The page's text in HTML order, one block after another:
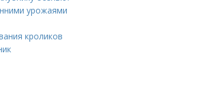
урожаями
кроликов